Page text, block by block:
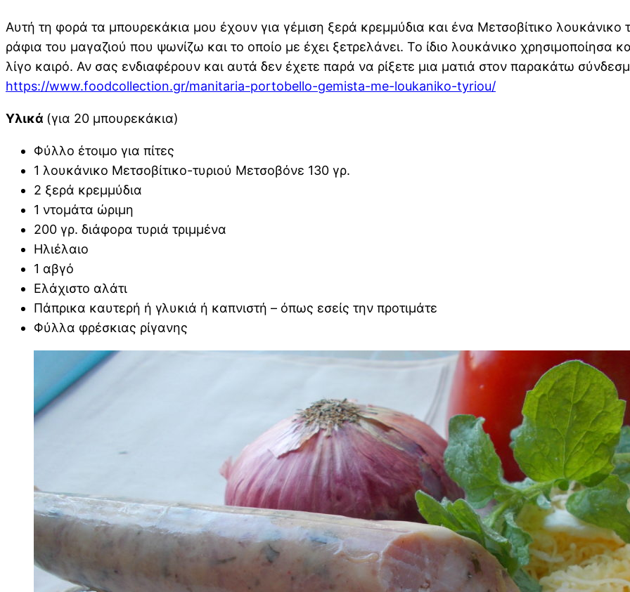
Αυτή τη φορά τα μπουρεκάκια μου έχουν για γέμιση ξερά κρεμμύδια και ένα Μετσοβίτικο λουκάνικο
ράφια του μαγαζιού που ψωνίζω και το οποίο με έχει ξετρελάνει. Το ίδιο λουκάνικο χρησιμοποίησα
λίγο καιρό. Αν σας ενδιαφέρουν και αυτά δεν έχετε παρά να ρίξετε μια ματιά στον παρακάτω
https://www.foodcollection.gr/manitaria-portobello-gemista-me-loukaniko-tyriou/
Υλικά (για 20 μπουρεκάκια)
Φύλλο έτοιμο για πίτες
1 λουκάνικο Μετσοβίτικο-τυριού Μετσοβόνε 130 γρ.
2 ξερά κρεμμύδια
1 ντομάτα ώριμη
200 γρ. διάφορα τυριά τριμμένα
Ηλιέλαιο
1 αβγό
Ελάχιστο αλάτι
Πάπρικα καυτερή ή γλυκιά ή καπνιστή – όπως εσείς την προτιμάτε
Φύλλα φρέσκιας ρίγανης